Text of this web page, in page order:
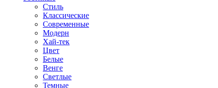
Стиль
Классические
Современные
Модерн
Хай-тек
Цвет
Белые
Венге
Светлые
Темные